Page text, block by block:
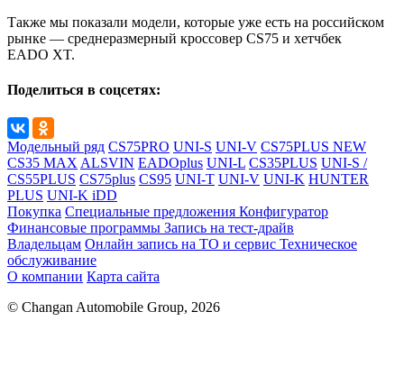
Также мы показали модели, которые уже есть на российском
рынке — среднеразмерный кроссовер CS75 и хетчбек
EADO XT.
Поделиться в соцсетях:
Модельный ряд CS75PRO UNI-S UNI-V CS75PLUS NEW
CS35 MAX ALSVIN EADOplus UNI-L CS35PLUS UNI-S /
CS55PLUS CS75plus CS95 UNI-T UNI-V UNI-K HUNTER
PLUS UNI-K iDD
Покупка Специальные предложения Конфигуратор
Финансовые программы Запись на тест-драйв
Владельцам Онлайн запись на ТО и сервис Техническое
обслуживание
О компании Карта сайта
© Changan Automobile Group, 2026